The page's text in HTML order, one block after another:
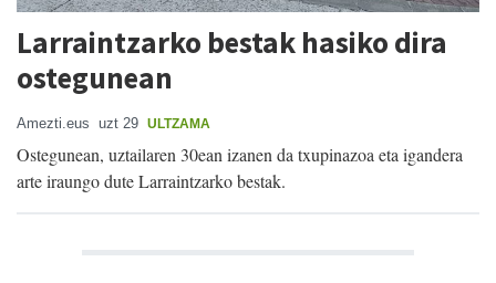
Larraintzarko bestak hasiko dira
ostegunean
Amezti.eus uzt 29 ULTZAMA
Ostegunean, uztailaren 30ean izanen da txupinazoa eta igandera
arte iraungo dute Larraintzarko bestak.